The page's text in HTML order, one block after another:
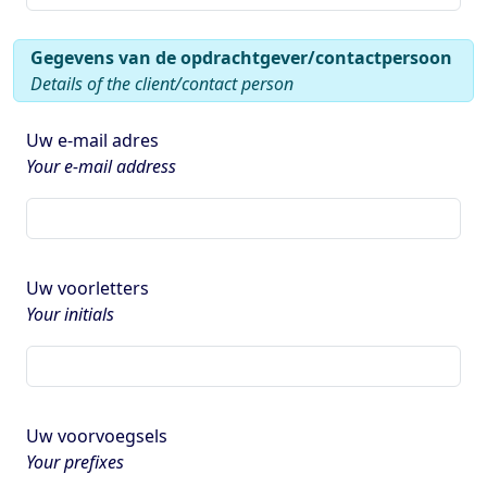
Gegevens van de opdrachtgever/contactpersoon
Details of the client/contact person
Uw e-mail adres
Your e-mail address
Uw voorletters
Your initials
Uw voorvoegsels
Your prefixes